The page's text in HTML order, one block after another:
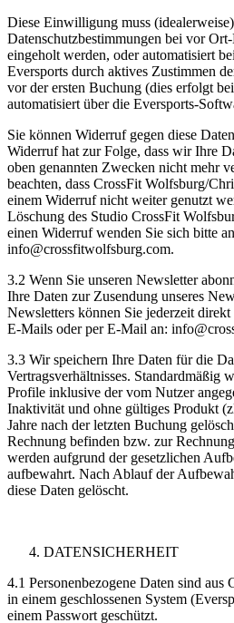
Diese Einwilligung muss
Datenschutzbestimmungen bei vor
eingeholt werden, oder automatisiert
Eversports durch aktives Zustimmen
vor der ersten Buchung (dies erfolgt
automatisiert über die Eversports-
Sie können Widerruf gegen diese
Widerruf hat zur Folge, dass wir Ihre
oben genannten Zwecken nicht mehr
beachten, dass CrossFit Wolfsburg/
einem Widerruf nicht weiter genutzt
Löschung des Studio CrossFit
einen Widerruf wenden Sie sich bitte
info@crossfitwolfsburg.com.
3.2 Wenn Sie unseren Newsletter
Ihre Daten zur Zusendung unseres
Newsletters können Sie jederzeit
E-Mails oder per E-Mail an:
3.3 Wir speichern Ihre Daten für die
Vertragsverhältnisses. Standardmäßig
Profile inklusive der vom Nutzer
Inaktivität und ohne gültiges Produkt
Jahre nach der letzten Buchung
Rechnung befinden bzw. zur
werden aufgrund der gesetzlichen
aufbewahrt. Nach Ablauf der
diese Daten gelöscht.
DATENSICHERHEIT
4.1 Personenbezogene Daten sind aus
in einem geschlossenen System
einem Passwort geschützt.